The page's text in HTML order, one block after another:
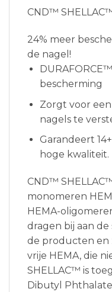
CND™
24% meer
de nagel!
bescherming
Zorgt voor
nagels te
Garandeert
hoge kwaliteit.
CND™
monomeren
HEMA-
dragen bij aan
de producten en
vrije HEMA, die
SHELLAC™ is
Dibutyl